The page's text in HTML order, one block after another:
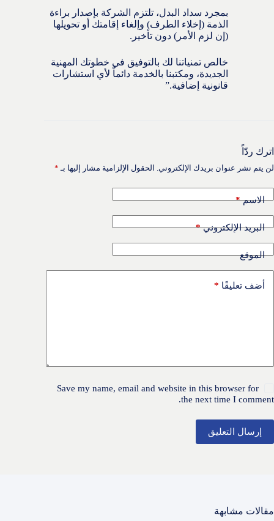
بمجرد سداد البدل، تلتزم الشركة بإصدار براءة
الذمة (إخلاء الطرف) وإلغاء إقامتك أو تحويلها
(إن لزم الأمر) دون تأخير.
خالص تمنياتنا لك بالتوفيق في خطوتك المهنية
الجديدة، ومكتبنا بالخدمة دائماً لأي استشارات
قانونية إضافية.”
اترك ردّاً
لن يتم نشر عنوان بريدك الإلكتروني. الحقول الإلزامية مشار إليها بـ *
الاسم*
البريد الإلكتروني*
الموقع
أضف تعليقًا *
Save my name, email and website in this browser for
the next time I comment.
إرسال التعليق
مقالات مشابهة